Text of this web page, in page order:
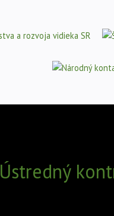
Ústredný